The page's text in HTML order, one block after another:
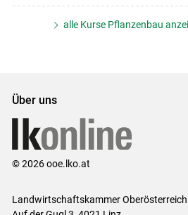
alle Kurse Pflanzenbau
Über uns
© 2026 ooe.lko.at
Landwirtschaftskammer Oberösterreich